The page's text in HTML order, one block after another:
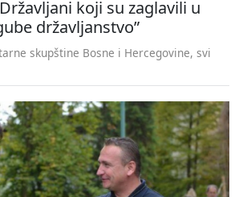
koji su zaglavili u
državljanstvo”
skupštine Bosne i Hercegovine, svi